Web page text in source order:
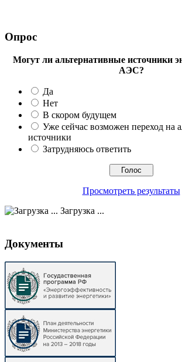
Опрос
Могут ли альтернативные источники
АЭС?
Да
Нет
В скором будущем
Уже сейчас возможен переход на
источники
Затрудняюсь ответить
Просмотреть результаты
Загрузка ...
Документы